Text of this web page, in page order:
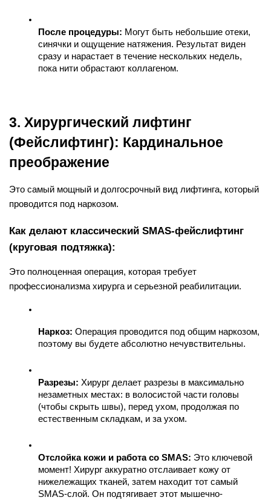
После процедуры: Могут быть небольшие отеки,
синячки и ощущение натяжения. Результат виден
сразу и нарастает в течение нескольких недель,
пока нити обрастают коллагеном.
3. Хирургический лифтинг
(Фейслифтинг): Кардинальное
преображение
Это самый мощный и долгосрочный вид лифтинга, который
проводится под наркозом.
Как делают классический SMAS-фейслифтинг
(круговая подтяжка):
Это полноценная операция, которая требует
профессионализма хирурга и серьезной реабилитации.
Наркоз: Операция проводится под общим наркозом,
поэтому вы будете абсолютно нечувствительны.
Разрезы: Хирург делает разрезы в максимально
незаметных местах: в волосистой части головы
(чтобы скрыть швы), перед ухом, продолжая по
естественным складкам, и за ухом.
Отслойка кожи и работа со SMAS: Это ключевой
момент! Хирург аккуратно отслаивает кожу от
нижележащих тканей, затем находит тот самый
SMAS-слой. Он подтягивает этот мышечно-